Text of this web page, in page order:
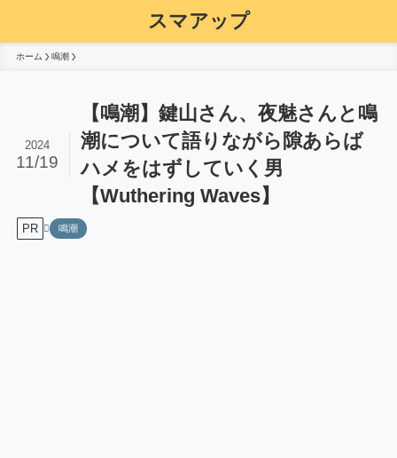
スマアップ
ホーム 鳴潮
【鳴潮】鍵山さん、夜魅さんと鳴
潮について語りながら隙あらば
ハメをはずしていく男
【Wuthering Waves】
2024
11/19
PR 鳴潮